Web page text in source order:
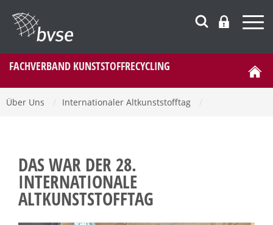
FACHVERBAND KUNSTSTOFFRECYCLING
Über Uns Internationaler Altkunststofftag
DAS WAR DER 28.
INTERNATIONALE
ALTKUNSTSTOFFTAG